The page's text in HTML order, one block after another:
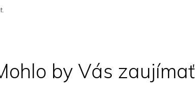
by Vás zaujímať